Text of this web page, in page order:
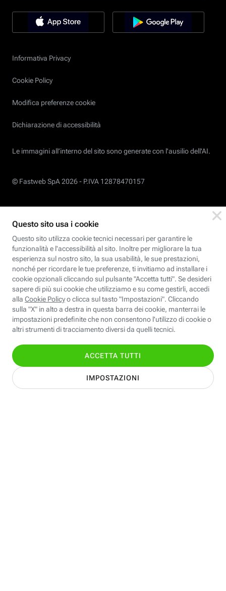
Informativa Privacy
Cookie Policy
Modifica preferenze cookie
Dichiarazione di accessibilità
Le immagini all’interno del sito sono generate con l'ausilio dell'AI.
© Fastweb SpA 2026 - P.IVA 12878470157